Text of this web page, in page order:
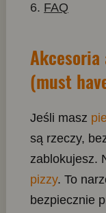
FAQ
Akcesoria
(must
Jeśli masz
są rzeczy,
zablokujesz.
pizzy. To
bezpiecznie